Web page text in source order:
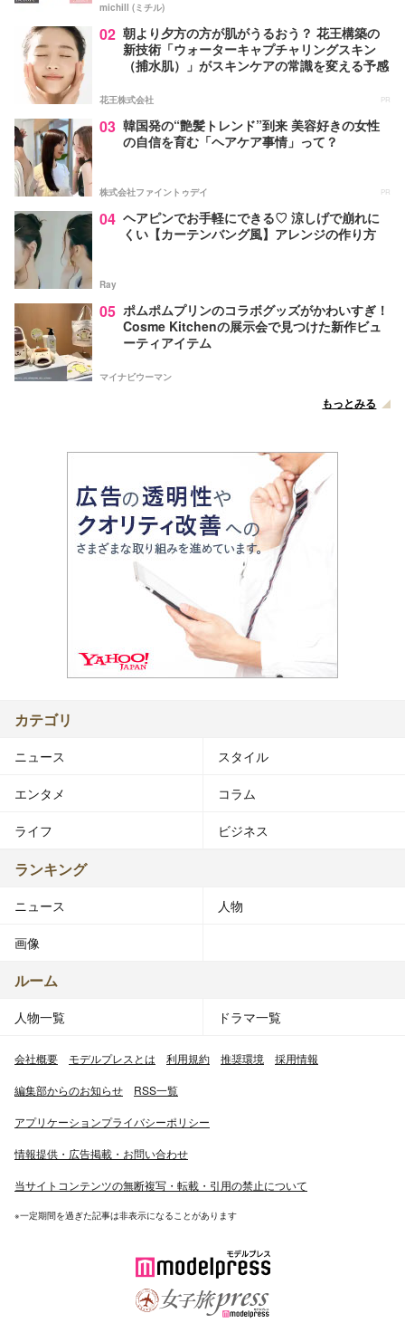
michill (ミチル)
02 朝より夕方の方が肌がうるおう？ 花王構築の
新技術「ウォーターキャプチャリングスキン
（捕水肌）」がスキンケアの常識を変える予感
花王株式会社 PR
03 韓国発の“艶髪トレンド”到来 美容好きの女性
の自信を育む「ヘアケア事情」って？
株式会社ファイントゥデイ PR
04 ヘアピンでお手軽にできる♡ 涼しげで崩れに
くい【カーテンバング風】アレンジの作り方
Ray
05 ポムポムプリンのコラボグッズがかわいすぎ！
Cosme Kitchenの展示会で見つけた新作ビュ
ーティアイテム
マイナビウーマン
もっとみる
カテゴリ
ニュース スタイル
エンタメ コラム
ライフ ビジネス
ランキング
ニュース 人物
画像
ルーム
人物一覧 ドラマ一覧
会社概要 モデルプレスとは 利用規約 推奨環境 採用情報
編集部からのお知らせ RSS一覧
アプリケーションプライバシーポリシー
情報提供・広告掲載・お問い合わせ
当サイトコンテンツの無断複写・転載・引用の禁止について
※一定期間を過ぎた記事は非表示になることがあります